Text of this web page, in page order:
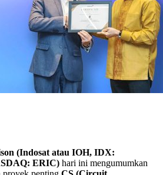
(Indosat atau IOH, IDX:
ERIC) hari ini mengumumkan